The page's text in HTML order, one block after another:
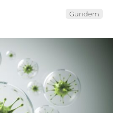
Gündem